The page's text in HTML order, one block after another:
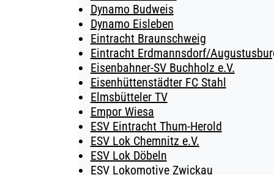
Dynamo Budweis
Dynamo Eisleben
Eintracht Braunschweig
Eintracht Erdmannsdorf/
Eisenbahner-SV Buchholz e.V.
Eisenhüttenstädter FC Stahl
Elmsbütteler TV
Empor Wiesa
ESV Eintracht Thum-Herold
ESV Lok Chemnitz e.V.
ESV Lok Döbeln
ESV Lokomotive Zwickau